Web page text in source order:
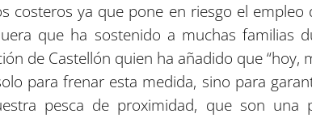
costeros ya que pone en riesgo el
que ha sostenido a muchas familias
de Castellón quien ha añadido que “hoy,
para frenar esta medida, sino para
pesca de proximidad, que son